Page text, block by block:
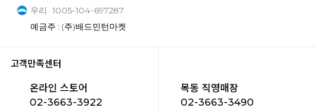
우리 1005-104-697287
예금주 : (주)배드민턴마켓
고객만족센터
온라인 스토어
02-3663-3922
목동 직영매장
02-3663-3490